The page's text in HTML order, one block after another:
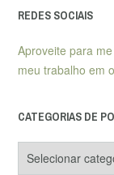
REDES SOCIAIS
Aproveite para
meu trabalho em
CATEGORIAS DE
de